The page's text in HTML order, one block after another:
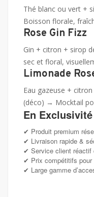
Thé blanc ou vert +
Boisson florale,
Rose Gin Fizz
Gin + citron + sirop
sec et floral,
Limonade
Eau gazeuse +
(déco) → Mocktail
En
✔ Produit premium
✔ Livraison rapide &
✔ Service client réactif
✔ Prix compétitifs
✔ Large gamme